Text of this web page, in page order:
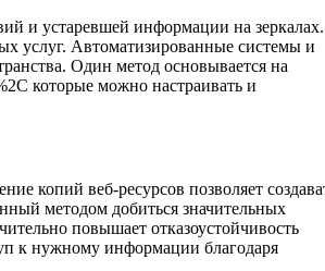
и устаревшей информации на зеркалах.
услуг. Автоматизированные системы и
Один метод основывается на
которые можно настраивать и
копий веб-ресурсов позволяет
методом добиться значительных
повышает отказоустойчивость
к нужному информации благодаря